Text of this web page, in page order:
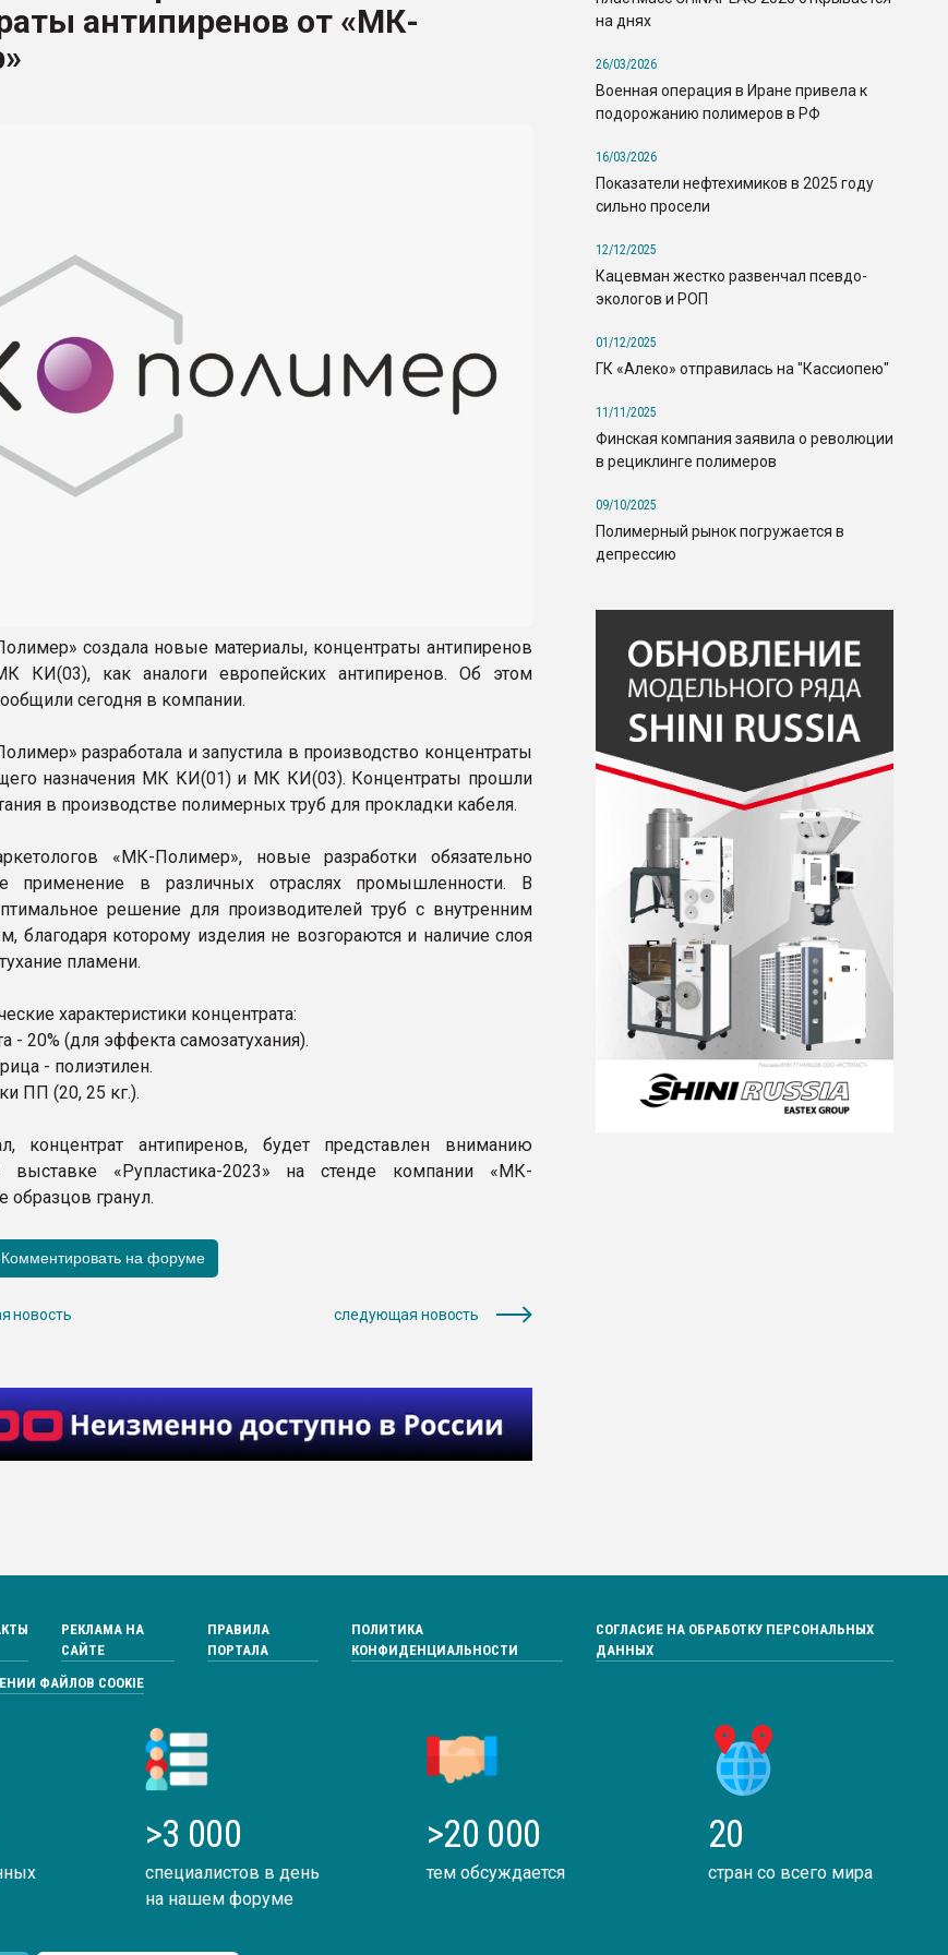
антипиренов от «МК-
создала новые материалы, концентраты антипиренов
как аналоги европейских антипиренов. Об этом
сегодня в компании.
разработала и запустила в производство концентраты
назначения МК КИ(01) и МК КИ(03). Концентраты прошли
в производстве полимерных труб для прокладки кабеля.
«МК-Полимер», новые разработки обязательно
применение в различных отраслях промышленности. В
решение для производителей труб с внутренним
благодаря которому изделия не возгораются и наличие слоя
пламени.
характеристики концентрата:
- 20% (для эффекта самозатухания).
- полиэтилен.
ПП (20, 25 кг.).
концентрат антипиренов, будет представлен вниманию
выставке «Рупластика-2023» на стенде компании «МК-
гранул.
новость следующая новость
на днях
26/03/2026
Военная операция в Иране привела к
подорожанию полимеров в РФ
16/03/2026
Показатели нефтехимиков в 2025 году
сильно просели
12/12/2025
Кацевман жестко развенчал псевдо-
экологов и РОП
01/12/2025
ГК «Алеко» отправилась на "Кассиопею"
11/11/2025
Финская компания заявила о революции
в рециклинге полимеров
09/10/2025
Полимерный рынок погружается в
депрессию
РЕКЛАМА НА
САЙТЕ
ПРАВИЛА
ПОРТАЛА
ПОЛИТИКА
КОНФИДЕНЦИАЛЬНОСТИ
СОГЛАСИЕ НА ОБРАБОТКУ ПЕРСОНАЛЬНЫХ
ДАННЫХ
ФАЙЛОВ COOKIE
>3 000
специалистов в день
на нашем форуме
>20 000
тем обсуждается
20
стран со всего мира